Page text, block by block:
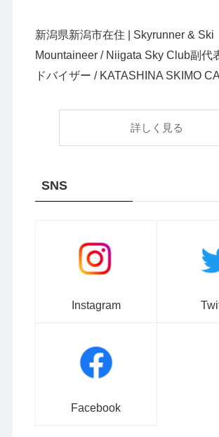
新潟県新潟市在住 | Skyrunner & Ski
Mountaineer / Niigata Sky Club副代
ドバイザー / KATASHINA SKIMO
詳しく見る
SNS
Instagram
Facebook